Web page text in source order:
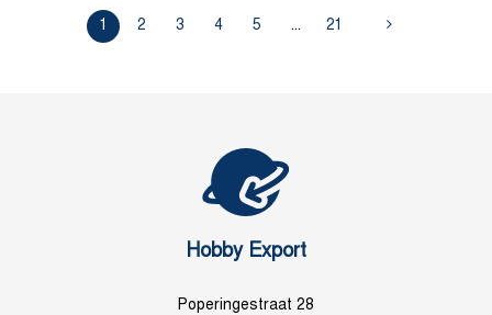
1 2 3 4 5 ... 21
Hobby Export
Poperingestraat 28